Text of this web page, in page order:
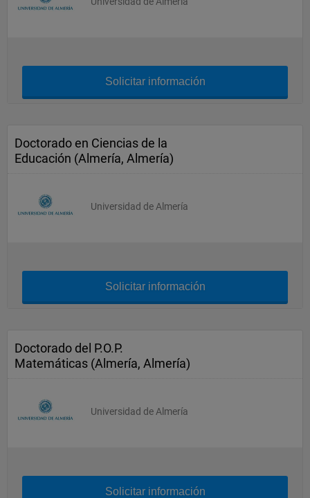
Solicitar información
Doctorado en Ciencias de la
Educación (Almería, Almería)
Universidad de Almería
Solicitar información
Doctorado del P.O.P.
Matemáticas (Almería, Almería)
Universidad de Almería
Solicitar información